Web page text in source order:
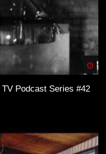
Podcast Series #42